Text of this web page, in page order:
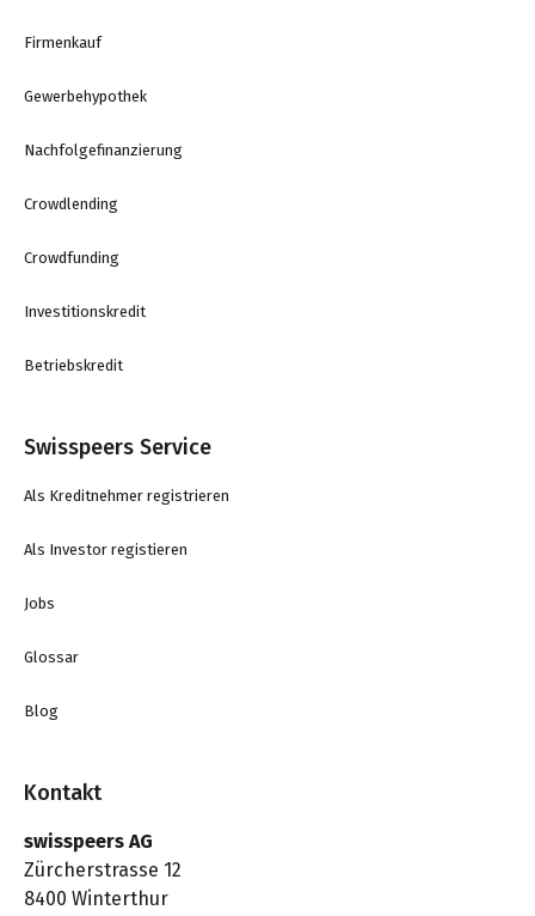
Firmenkauf
Gewerbehypothek
Nachfolgefinanzierung
Crowdlending
Crowdfunding
Investitionskredit
Betriebskredit
Swisspeers Service
Als Kreditnehmer registrieren
Als Investor registieren
Jobs
Glossar
Blog
Kontakt
swisspeers AG
Zürcherstrasse 12
8400 Winterthur